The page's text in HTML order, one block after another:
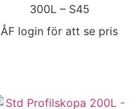
300L – S45
ÅF login för att se pris